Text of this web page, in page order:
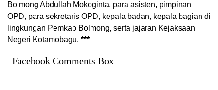
Bolmong Abdullah Mokoginta, para asisten, pimpinan
OPD, para sekretaris OPD, kepala badan, kepala bagian di
lingkungan Pemkab Bolmong, serta jajaran Kejaksaan
Negeri Kotamobagu. ***
Facebook Comments Box